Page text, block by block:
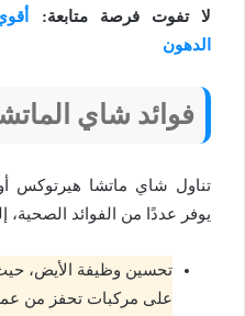
لا تفوت فرصة متابعة:
الدهون
فوائد شاي
تناول شاي ماتشا هيرتوكس
يوفر عددًا من الفوائد الصحية،
تحسين وظيفة الأيض،
على مركبات تحفز من